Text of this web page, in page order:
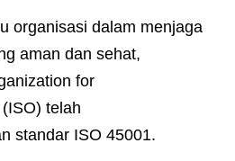
organisasi dalam menjaga
aman dan sehat,
for
telah
standar ISO 45001.